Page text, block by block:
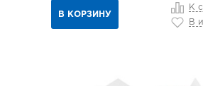
В КОРЗИНУ
К
В